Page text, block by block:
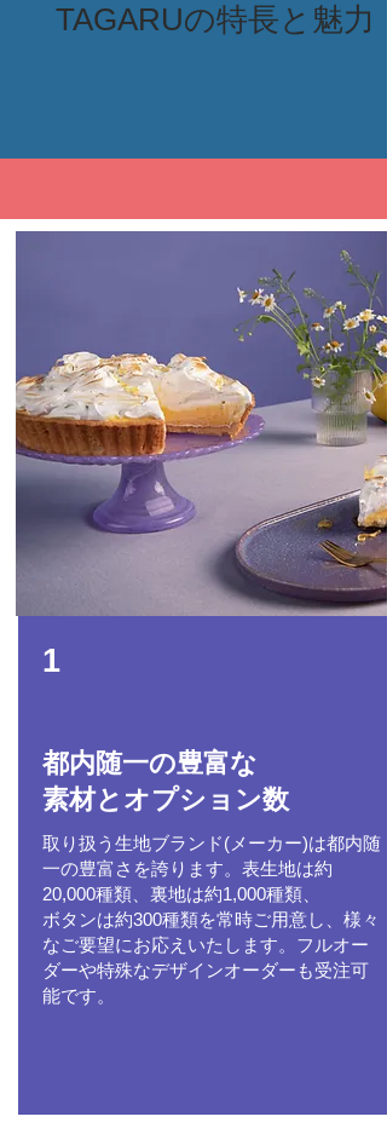
TAGARUの特長と魅力
1
都内随一の​豊富な
素材とオプション数
取り扱う生地ブランド(メーカー)は都内随
一の豊富さを誇ります。表生地は約
20,000種類、裏地は約1,000種類、
ボタンは約300種類を常時ご用意し、様々
なご要望にお応えいたします。フルオー
ダーや特殊なデザインオーダーも受注可
能です。